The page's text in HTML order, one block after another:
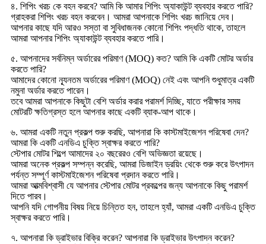
৪. শিপিং খরচ কে বহন করবে? আমি কি আমার শিপিং অ্যাকাউন্ট ব্যবহার করতে পারি?
গ্রাহকরা শিপিং খরচ বহন করবেন। আমরা আপনাকে শিপিং খরচ জানিয়ে দেব।
আপনার কাছে যদি আরও সস্তা বা সুবিধাজনক কোনো শিপিং পদ্ধতি থাকে, তাহলে
আমরা আপনার শিপিং অ্যাকাউন্ট ব্যবহার করতে পারি।
৫. আপনাদের সর্বনিম্ন অর্ডারের পরিমাণ (MOQ) কত? আমি কি একটি মোটর অর্ডার
করতে পারি?
আমাদের কোনো ন্যূনতম অর্ডারের পরিমাণ (MOQ) নেই এবং আপনি শুধুমাত্র একটি
নমুনা অর্ডার করতে পারেন।
তবে আমরা আপনাকে কিছুটা বেশি অর্ডার করার পরামর্শ দিচ্ছি, যাতে পরীক্ষার সময়
মোটরটি ক্ষতিগ্রস্ত হলে আপনার কাছে একটি ব্যাক-আপ থাকে।
৬. আমরা একটি নতুন প্রকল্প শুরু করছি, আপনারা কি কাস্টমাইজেশন পরিষেবা দেন?
আমরা কি একটি এনডিএ চুক্তি স্বাক্ষর করতে পারি?
স্টেপার মোটর শিল্পে আমাদের ২০ বছরেরও বেশি অভিজ্ঞতা রয়েছে।
আমরা অনেক প্রকল্প সম্পন্ন করেছি, আমরা ডিজাইন ড্রয়িং থেকে শুরু করে উৎপাদন
পর্যন্ত সম্পূর্ণ কাস্টমাইজেশন পরিষেবা প্রদান করতে পারি।
আমরা আত্মবিশ্বাসী যে আপনার স্টেপার মোটর প্রকল্পের জন্য আপনাকে কিছু পরামর্শ
দিতে পারব।
আপনি যদি গোপনীয় বিষয় নিয়ে চিন্তিত হন, তাহলে হ্যাঁ, আমরা একটি এনডিএ চুক্তি
স্বাক্ষর করতে পারি।
৭. আপনারা কি ড্রাইভার বিক্রি করেন? আপনারা কি ড্রাইভার উৎপাদন করেন?